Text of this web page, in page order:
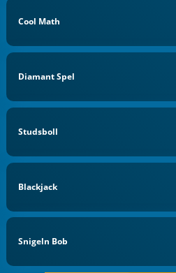
Cool Math
Diamant Spel
Studsboll
Blackjack
Snigeln Bob